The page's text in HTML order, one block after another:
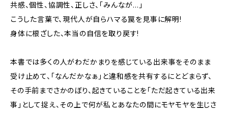
共感、個性、協調性、正しさ、「みんなが…」
――こうした言葉で、現代人が自らハマる罠を見事に解明!
身体に根ざした、本当の自信を取り戻す!
本書では多くの人がわだかまりを感じている出来事をそのまま
受け止めて、「なんだかなぁ」と違和感を共有するにとどまらず、
その手前までさかのぼり、起きていることを「ただ起きている出来
事」として捉え、その上で何が私とあなたの間にモヤモヤを生じさ